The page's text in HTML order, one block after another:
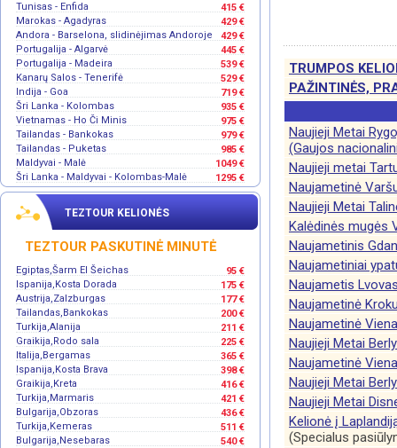
415 €
Tunisas - Enfida
429 €
Marokas - Agadyras
429 €
Andora - Barselona, slidinėjimas Andoroje
445 €
Portugalija - Algarvė
539 €
Portugalija - Madeira
529 €
Kanarų Salos - Tenerifė
719 €
Indija - Goa
935 €
Šri Lanka - Kolombas
975 €
Vietnamas - Ho Či Minis
979 €
Tailandas - Bankokas
985 €
Tailandas - Puketas
1049 €
Maldyvai - Malė
1295 €
Šri Lanka - Maldyvai - Kolombas-Malė
TEZTOUR KELIONĖS
TEZTOUR PASKUTINĖ MINUTĖ
95 €
Egiptas,Šarm El Šeichas
175 €
Ispanija,Kosta Dorada
177 €
Austrija,Zalzburgas
200 €
Tailandas,Bankokas
211 €
Turkija,Alanija
225 €
Graikija,Rodo sala
365 €
Italija,Bergamas
398 €
Ispanija,Kosta Brava
416 €
Graikija,Kreta
421 €
Turkija,Marmaris
436 €
Bulgarija,Obzoras
511 €
Turkija,Kemeras
540 €
Bulgarija,Nesebaras
TRUMPOS
PAŽINTINĖS,
Naujieji Metai
(Gaujos
Naujieji metai
Naujametinė
Naujieji Metai
Kalėdinės mugės
Naujametinis
Naujametiniai
Naujametis
Naujametinė
Naujametinė Viena
Naujieji Metai
Naujametinė
Naujieji Metai
Naujieji Metai
Kelionė į
(Specialus